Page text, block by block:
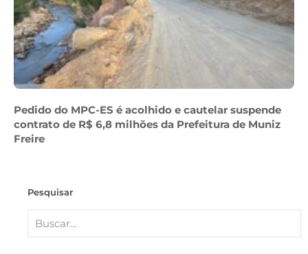
Pedido do MPC-ES é acolhido e cautelar suspende
contrato de R$ 6,8 milhões da Prefeitura de Muniz
Freire
Pesquisar